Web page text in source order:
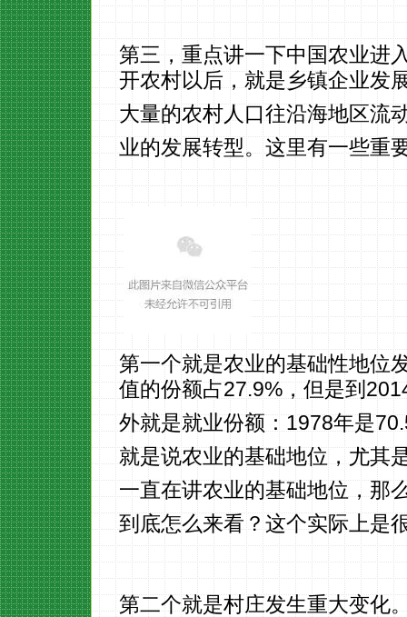
第三，重点讲一下中国农业进
开农村以后，就是乡镇企业发
大量的农村人口往沿海地区流
业的发展转型。这里有一些重
第一个就是农业的基础性地位
值的份额占27.9%，但是到
外就是就业份额：1978年是
就是说农业的基础地位，尤其
一直在讲农业的基础地位，那
到底怎么来看？这个实际上是
第二个就是村庄发生重大变化